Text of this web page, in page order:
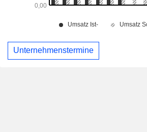
Unternehmenstermine